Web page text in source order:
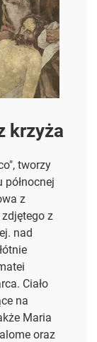
krzyża
tworzy
z
z
nad
Ciało
na
Maria
oraz